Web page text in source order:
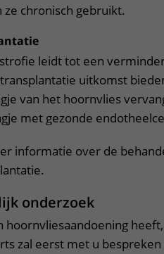
chronisch gebruikt.
leidt tot een
uitkomst
van het hoornvlies
met gezonde
informatie over de
onderzoek
hoornvliesaandoening
zal eerst met u